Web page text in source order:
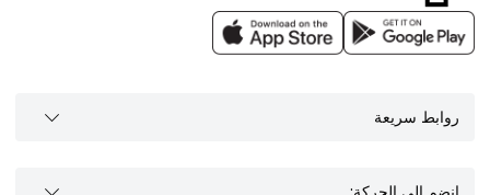
روابط سريعة